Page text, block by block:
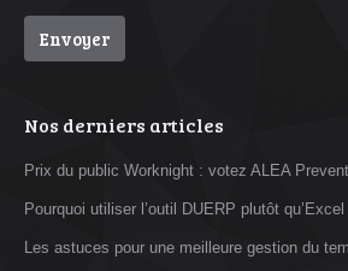
Nos derniers articles
Prix du public Worknight : votez ALEA
Pourquoi utiliser l’outil DUERP plutôt qu’Excel
Les astuces pour une meilleure gestion du